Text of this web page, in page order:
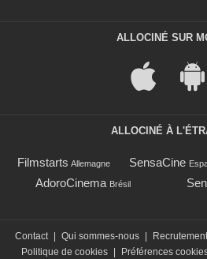
ALLOCINÉ SUR
ALLOCINÉ À
Filmstarts Allemagne SensaCine
AdoroCinema Brésil
Contact Qui sommes-nous Recrutement
Politique de cookies
Préférences